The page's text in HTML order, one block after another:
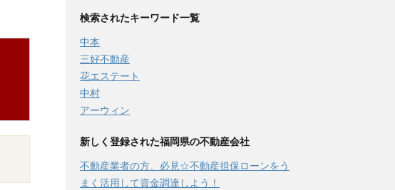
検索されたキーワード一覧
中本
三好不動産
花エステート
中村
アーウィン
新しく登録された福岡県の不動産会社
不動産業者の方、必見☆不動産担保ローンをう
まく活用して資金調達しよう！